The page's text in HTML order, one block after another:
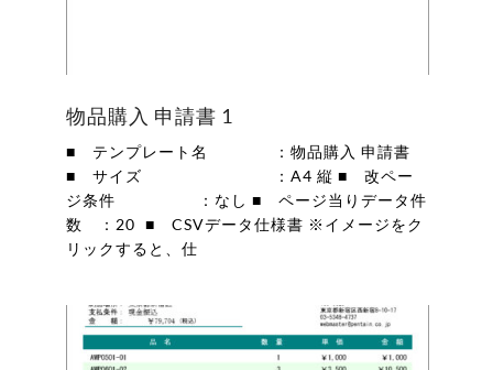
物品購入 申請書 1
■ テンプレート名 ：物品購入 申請書
■ サイズ ：A4 縦 ■ 改ペー
ジ条件 ：なし ■ ページ当りデータ件
数 ：20 ■ CSVデータ仕様書 ※イメージをク
リックすると、仕